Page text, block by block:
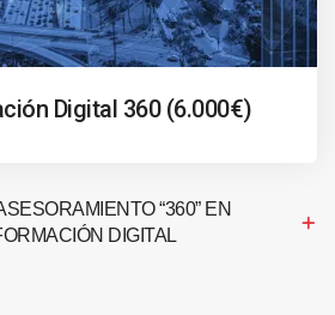
Digital 360 (6.000€)
“360” EN
DIGITAL